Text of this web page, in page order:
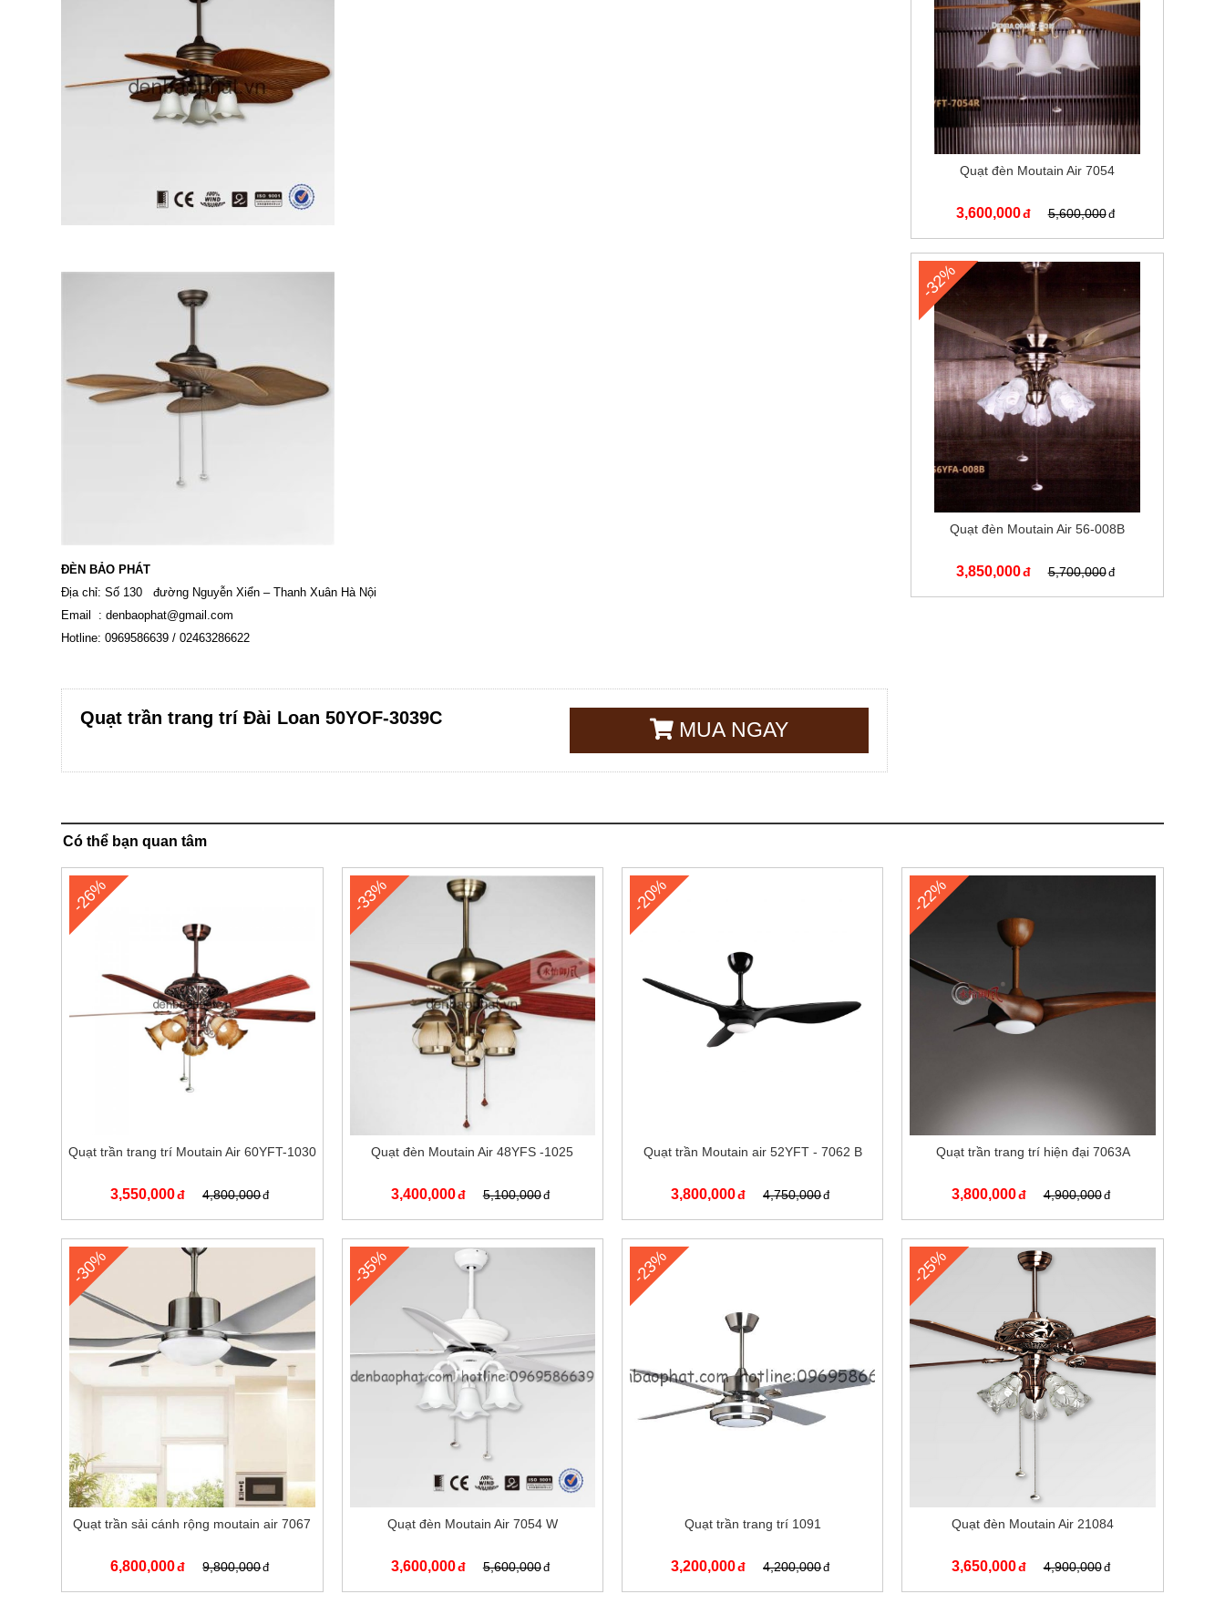
ĐÈN BẢO PHÁT
Địa chỉ: Số 130 đường Nguyễn Xiển – Thanh Xuân Hà Nội
Email :denbaophat@gmail.com
Hotline: 0969586639 / 02463286622
Quạt trần trang trí Đài Loan 50YOF-3039C
MUA NGAY
Quạt đèn Moutain Air 7054
3,600,000 5,600,000
-32%
Quạt đèn Moutain Air 56-008B
3,850,000 5,700,000
Có thể bạn quan tâm
-26%
Quạt trần trang trí Moutain Air 60YFT-1030
3,550,000 4,800,000
-33%
Quạt đèn Moutain Air 48YFS -1025
3,400,000 5,100,000
-20%
Quạt trần Moutain air 52YFT - 7062 B
3,800,000 4,750,000
-22%
Quạt trần trang trí hiện đại 7063A
3,800,000 4,900,000
-30%
Quạt trần sải cánh rộng moutain air 7067
6,800,000 9,800,000
-35%
Quạt đèn Moutain Air 7054 W
3,600,000 5,600,000
-23%
Quạt trần trang trí 1091
3,200,000 4,200,000
-25%
Quạt đèn Moutain Air 21084
3,650,000 4,900,000